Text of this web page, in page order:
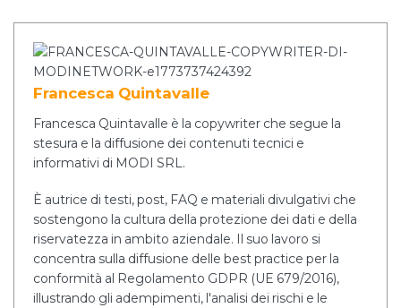
Francesca Quintavalle
Francesca Quintavalle è la copywriter che segue la
stesura e la diffusione dei contenuti tecnici e
informativi di MODI SRL.
È autrice di testi, post, FAQ e materiali divulgativi che
sostengono la cultura della protezione dei dati e della
riservatezza in ambito aziendale. Il suo lavoro si
concentra sulla diffusione delle best practice per la
conformità al Regolamento GDPR (UE 679/2016),
illustrando gli adempimenti, l'analisi dei rischi e le